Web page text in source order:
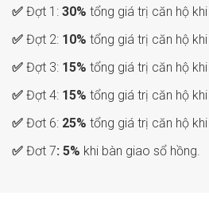
✅ Đợt 1: 30% tổng giá trị căn hộ
✅ Đợt 2: 10% tổng giá trị căn hộ
✅ Đợt 3: 15% tổng giá trị căn hộ
✅ Đợt 4: 15% tổng giá trị căn hộ
✅ Đơt 6: 25% tổng giá trị căn hộ
✅ Đơt 7: 5% khi bàn giao sổ hồng.